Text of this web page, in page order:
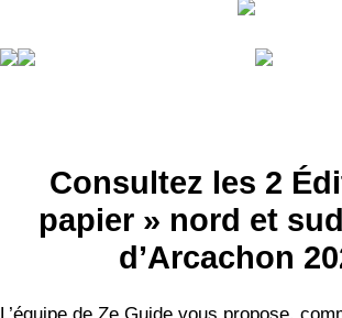
Consultez les 2
papier » nord et
d’Arcachon